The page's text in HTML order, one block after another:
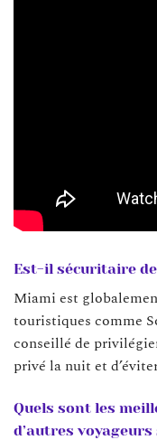
Est-il sécuritaire
Miami est
touristiques comme
conseillé de
privé la nuit et
Quels sont les
d’autres